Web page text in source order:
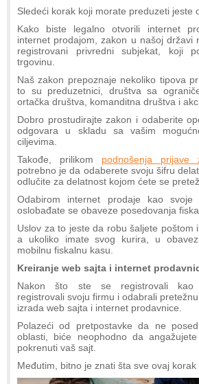
Sledeći korak koji morate preduzeti jeste
Kako biste legalno otvorili internet
internet prodajom, zakon u našoj državi
registrovani privredni subjekat, koji
trgovinu.
Naš zakon prepoznaje nekoliko tipova
to su preduzetnici, društva sa
ortačka društva, komanditna društva i
Dobro prostudirajte zakon i odaberite
odgovara u skladu sa vašim
ciljevima.
Takođe, prilikom podnošenja
potrebno je da odaberete svoju šifru
odlučite za delatnost kojom ćete se
Odabirom internet prodaje kao svoje
oslobađate se obaveze posedovanja
Uslov za to jeste da robu šaljete poštom
a ukoliko imate svog kurira, u
mobilnu fiskalnu kasu.
Kreiranje web sajta i internet
Nakon što ste se registrovali kao
registrovali svoju firmu i odabrali
izrada web sajta i internet prodavnice.
Polazeći od pretpostavke da ne
oblasti, biće neophodno da
pokrenuti vaš sajt.
Međutim, bitno je znati šta sve ovaj